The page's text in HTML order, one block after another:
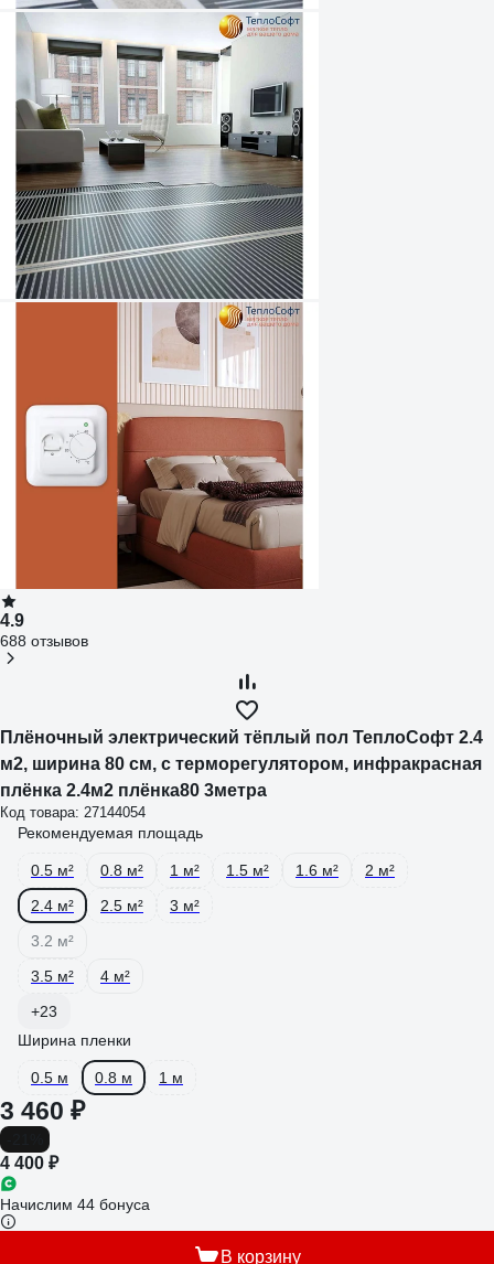
4.9
688 отзывов
Плёночный электрический тёплый пол ТеплоСофт 2.4
м2, ширина 80 см, с терморегулятором, инфракрасная
плёнка 2.4м2 плёнка80 3метра
Код товара: 27144054
Рекомендуемая площадь
0.5 м² 0.8 м² 1 м² 1.5 м² 1.6 м²
2 м²
2.4 м²
2.5 м²
3 м²
3.2 м²
3.5 м²
4 м²
+23
Ширина пленки
0.5 м 0.8 м 1 м
3 460 ₽
4 400 ₽
Начислим 44 бонуса
В корзину